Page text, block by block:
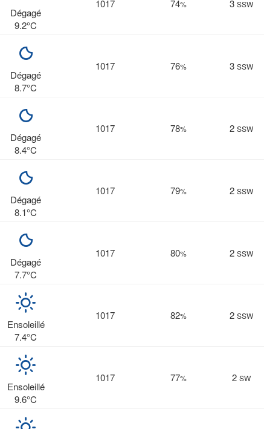
Dégagé
9.2°C
1017 74% 3 SSW
Dégagé
8.7°C
1017 76% 3 SSW
Dégagé
8.4°C
1017 78% 2 SSW
Dégagé
8.1°C
1017 79% 2 SSW
Dégagé
7.7°C
1017 80% 2 SSW
Ensoleillé
7.4°C
1017 82% 2 SSW
Ensoleillé
9.6°C
1017 77% 2 SW